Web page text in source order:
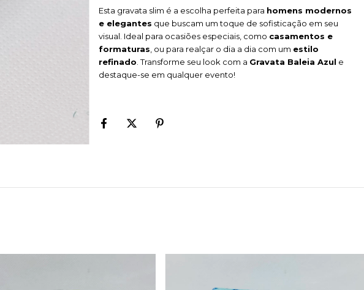
Esta gravata slim é a escolha perfeita para homens modernos
e elegantes que buscam um toque de sofisticação em seu
visual. Ideal para ocasiões especiais, como casamentos e
formaturas , ou para realçar o dia a dia com um estilo
refinado . Transforme seu look com a Gravata Baleia Azul e
destaque-se em qualquer evento!